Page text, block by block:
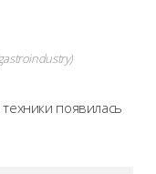
появилась